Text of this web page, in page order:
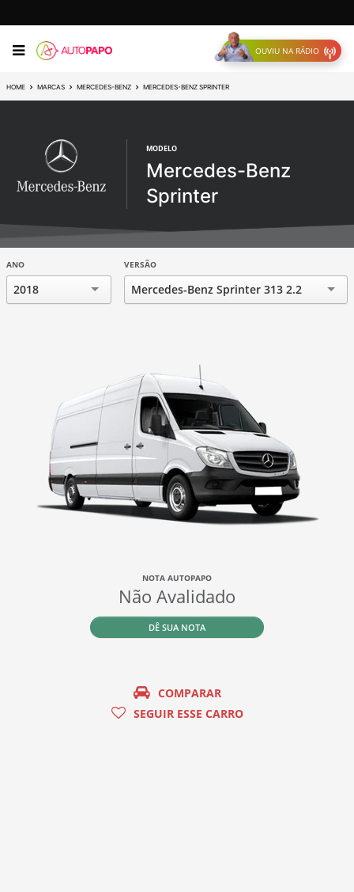
OUVIU NA RÁDIO
HOME MARCAS MERCEDES-BENZ MERCEDES-BENZ SPRINTER
MODELO
Mercedes-Benz
Sprinter
ANO
2018
VERSÃO
Mercedes-Benz Sprinter 313 2.2
NOTA AUTOPAPO
Não Avalidado
DÊ SUA NOTA
COMPARAR
SEGUIR ESSE CARRO